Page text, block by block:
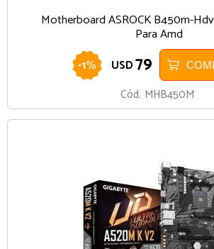
Motherboard ASROCK B450m-
Para Amd
-1% USD79
Cód. MHB450M